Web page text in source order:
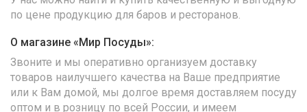
по цене продукцию для баров и ресторанов.
О магазине «Мир Посуды»:
Звоните и мы оперативно организуем доставку
товаров наилучшего качества на Ваше предприятие
или к Вам домой, мы долгое время доставляем посуду
оптом и в розницу по всей России, и имеем